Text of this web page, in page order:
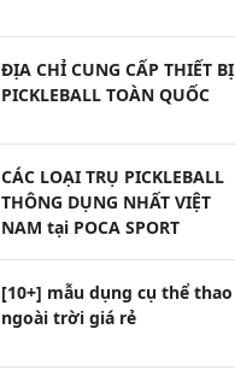
ĐỊA CHỈ CUNG CẤP THIẾT BỊ
PICKLEBALL TOÀN QUỐC
CÁC LOẠI TRỤ PICKLEBALL
THÔNG DỤNG NHẤT VIỆT
NAM tại POCA SPORT
[10+] mẫu dụng cụ thể thao
ngoài trời giá rẻ